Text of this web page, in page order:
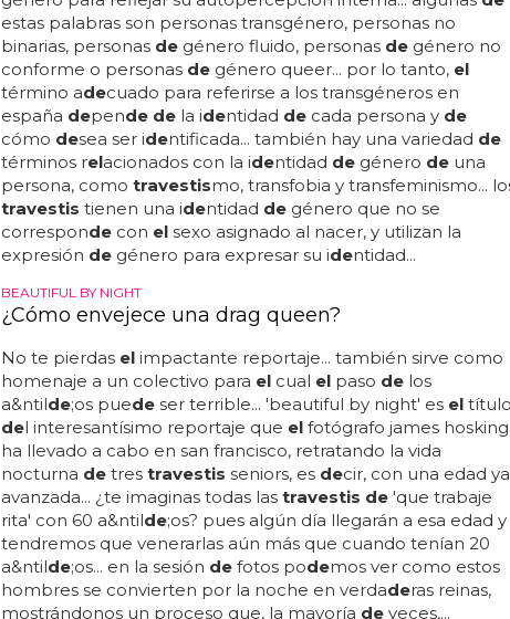
¿Cómo se llaman los travestis?
Esto es diferentede la transicióndegénero, que es
proceso por elcual una persona cambia su i
género para reflejar su autopercepción interna... algunasde
estas palabras son personas transgénero, personas no
binarias, personas degénero fluido, personasdegénero no
conforme o personasdegénero queer... por lo tanto,el
término ade cuado para referirse a los transgéneros en
españadepende dela ide ntidaddecada persona y de
cómodesea ser identificada... también hay una variedadde
términos relacionados con la identidad degénerode una
persona, como travestismo, transfobia y transfeminismo... los
travestistienen una ide ntidaddegénero que no se
correspondeconelsexo asignado al nacer, y utilizan la
expresióndegénero para expresar su identidad...